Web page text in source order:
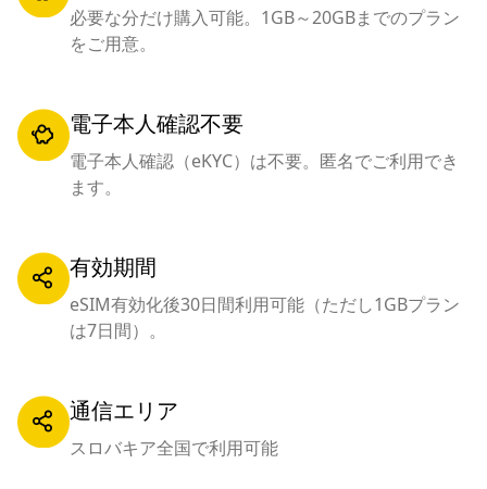
必要な分だけ購入可能。1GB～20GBまでのプラン
をご用意。
電子本人確認不要
電子本人確認（eKYC）は不要。匿名でご利用でき
ます。
有効期間
eSIM有効化後30日間利用可能（ただし1GBプラン
は7日間）。
通信エリア
スロバキア全国で利用可能